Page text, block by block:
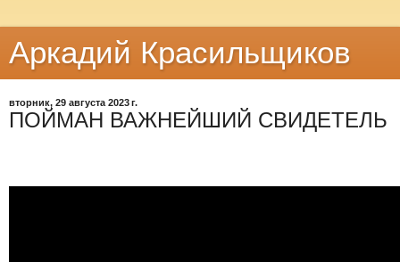
Аркадий Красильщиков
вторник, 29 августа 2023 г.
ПОЙМАН ВАЖНЕЙШИЙ СВИДЕТЕЛЬ